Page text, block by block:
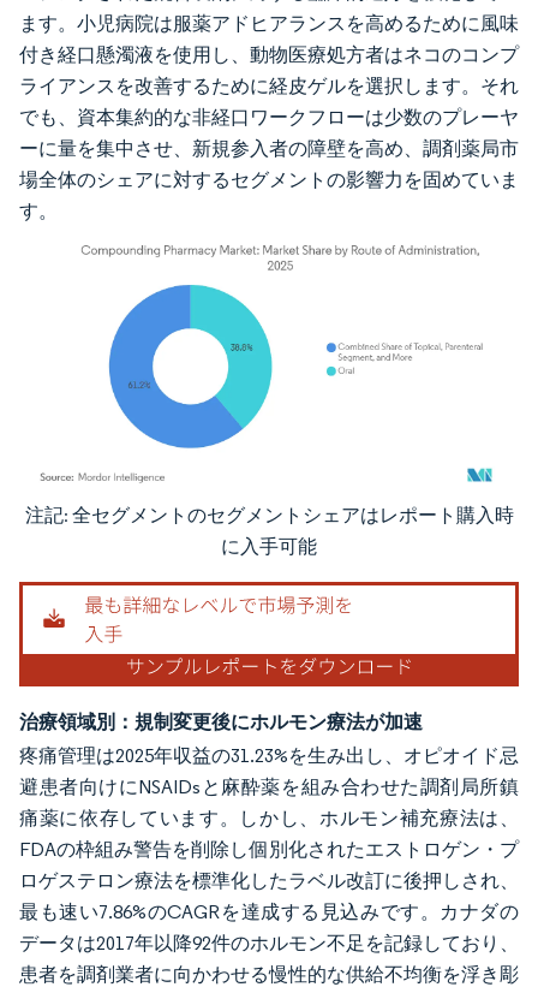
ます。小児病院は服薬アドヒアランスを高めるために風味
付き経口懸濁液を使用し、動物医療処方者はネコのコンプ
ライアンスを改善するために経皮ゲルを選択します。それ
でも、資本集約的な非経口ワークフローは少数のプレーヤ
ーに量を集中させ、新規参入者の障壁を高め、調剤薬局市
場全体のシェアに対するセグメントの影響力を固めていま
す。
画像 © Mordor Intelligence。再利用にはCC BY 4.0の表示が必要です。
注記: 全セグメントのセグメントシェアはレポート購入時
に入手可能
治療領域別：規制変更後にホルモン療法が加速
疼痛管理は2025年収益の31.23%を生み出し、オピオイド忌
避患者向けにNSAIDsと麻酔薬を組み合わせた調剤局所鎮
痛薬に依存しています。しかし、ホルモン補充療法は、
FDAの枠組み警告を削除し個別化されたエストロゲン・プ
ロゲステロン療法を標準化したラベル改訂に後押しされ、
最も速い7.86%のCAGRを達成する見込みです。カナダの
データは2017年以降92件のホルモン不足を記録しており、
患者を調剤業者に向かわせる慢性的な供給不均衡を浮き彫